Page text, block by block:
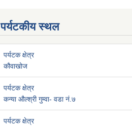
पर्यटकीय स्थल
पर्यटक क्षेत्र
कौवाखोज
पर्यटक क्षेत्र
कन्या औल्श्री गुम्वा- वडा नं.७
पर्यटक क्षेत्र